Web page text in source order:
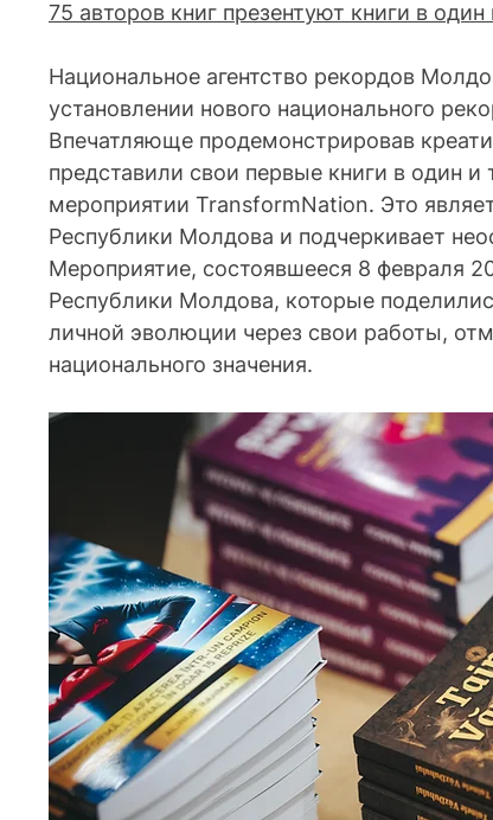
75 авторов книг презентуют книги в
Национальное агентство рекордов
установлении нового национального
Впечатляюще продемонстрировав
представили свои первые книги в один и
мероприятии TransformNation. Это
Республики Молдова и подчеркивает
Мероприятие, состоявшееся 8 февраля
Республики Молдова, которые
личной эволюции через свои работы,
национального значения.